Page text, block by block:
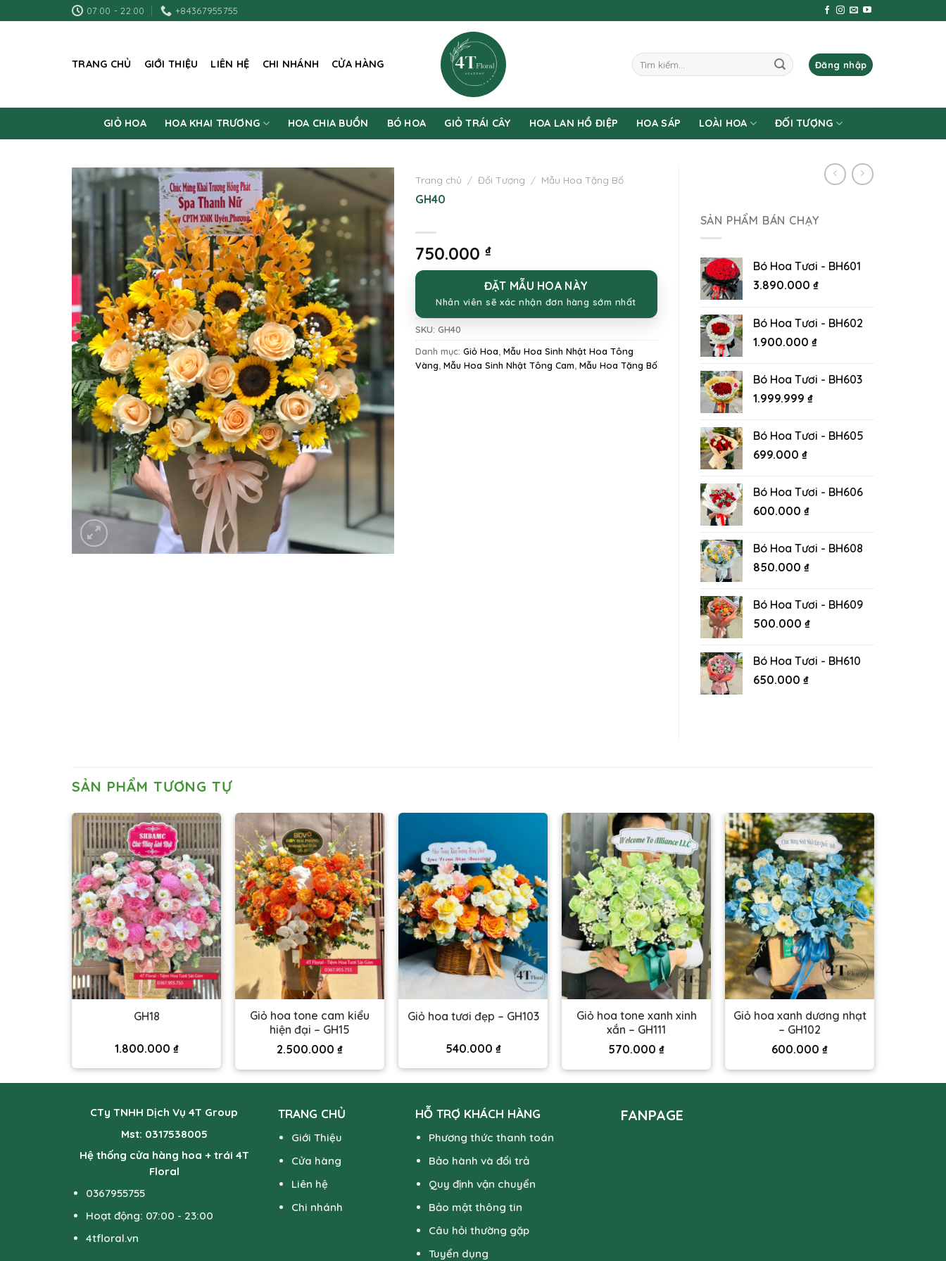
to
07:00 - 22:00 +84367955755
TRANG CHỦ GIỚI THIỆU LIÊN HỆ CHI NHÁNH CỬA HÀNG
Tìm
kiếm:
Đăng nhập
GIỎ HOA HOA KHAI TRƯƠNG HOA CHIA BUỒN BÓ HOA GIỎ TRÁI CÂY HOA LAN HỒ ĐIỆP HOA SÁP LOÀI HOA ĐỐI TƯỢNG
Trang chủ / Đối Tượng / Mẫu Hoa Tặng Bố
GH40
750.000 ₫
ĐẶT MẪU HOA NÀY
Nhân viên sẽ xác nhận đơn hàng sớm nhất
SKU: GH40
Danh mục: Giỏ Hoa Mẫu Hoa Sinh Nhật Hoa Tông
Vàng Mẫu Hoa Sinh Nhật Tông Cam Mẫu Hoa Tặng Bố
SẢN PHẨM BÁN CHẠY
Bó Hoa Tươi - BH601
3.890.000 ₫
Bó Hoa Tươi - BH602
1.900.000 ₫
Bó Hoa Tươi - BH603
1.999.999 ₫
Bó Hoa Tươi - BH605
699.000 ₫
Bó Hoa Tươi - BH606
600.000 ₫
Bó Hoa Tươi - BH608
850.000 ₫
Bó Hoa Tươi - BH609
500.000 ₫
Bó Hoa Tươi - BH610
650.000 ₫
SẢN PHẨM TƯƠNG TỰ
GH18
1.800.000 ₫
Giỏ hoa tone cam kiểu
hiện đại – GH15
2.500.000 ₫
Giỏ hoa tươi đẹp – GH103
540.000 ₫
Giỏ hoa tone xanh xinh
xắn – GH111
570.000 ₫
Giỏ hoa xanh dương nhạt
– GH102
600.000 ₫
CTy TNHH Dịch Vụ 4T Group
Mst: 0317538005
Hệ thống cửa hàng hoa + trái 4T
Floral
0367955755
Hoạt động: 07:00 - 23:00
4tfloral.vn
TRANG CHỦ
Giới Thiệu
Cửa hàng
Liên hệ
Chi nhánh
HỖ TRỢ KHÁCH HÀNG
Phương thức thanh toán
Bảo hành và đổi trả
Quy định vận chuyển
Bảo mật thông tin
Câu hỏi thường gặp
Tuyển dụng
FANPAGE